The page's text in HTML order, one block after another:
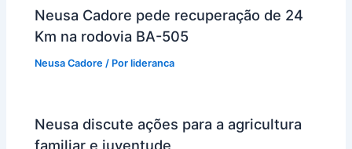
Neusa Cadore pede recuperação de 24
Km na rodovia BA-505
Neusa Cadore / Porlideranca
Neusa discute ações para a agricultura
familiar e juventude